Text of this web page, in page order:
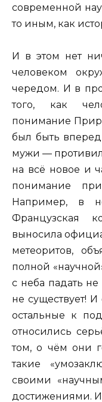
современной
то иным, как
И в этом нет
человеком
чередом. И в
того, как
понимание
был быть
мужи —
на всё новое и
понимание
Например, в
Французская
выносила
метеоритов,
полной
с неба падать
не существует!
остальные к
относились
том, о чём они
такие
своими
достижениями. И